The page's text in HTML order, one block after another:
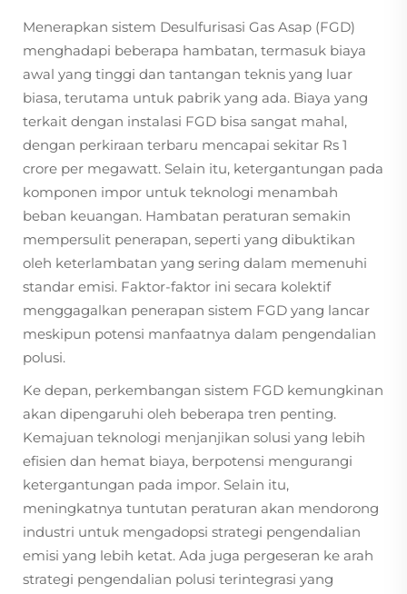
Menerapkan sistem Desulfurisasi Gas Asap (FGD)
menghadapi beberapa hambatan, termasuk biaya
awal yang tinggi dan tantangan teknis yang luar
biasa, terutama untuk pabrik yang ada. Biaya yang
terkait dengan instalasi FGD bisa sangat mahal,
dengan perkiraan terbaru mencapai sekitar Rs 1
crore per megawatt. Selain itu, ketergantungan pada
komponen impor untuk teknologi menambah
beban keuangan. Hambatan peraturan semakin
mempersulit penerapan, seperti yang dibuktikan
oleh keterlambatan yang sering dalam memenuhi
standar emisi. Faktor-faktor ini secara kolektif
menggagalkan penerapan sistem FGD yang lancar
meskipun potensi manfaatnya dalam pengendalian
polusi.
Ke depan, perkembangan sistem FGD kemungkinan
akan dipengaruhi oleh beberapa tren penting.
Kemajuan teknologi menjanjikan solusi yang lebih
efisien dan hemat biaya, berpotensi mengurangi
ketergantungan pada impor. Selain itu,
meningkatnya tuntutan peraturan akan mendorong
industri untuk mengadopsi strategi pengendalian
emisi yang lebih ketat. Ada juga pergeseran ke arah
strategi pengendalian polusi terintegrasi yang